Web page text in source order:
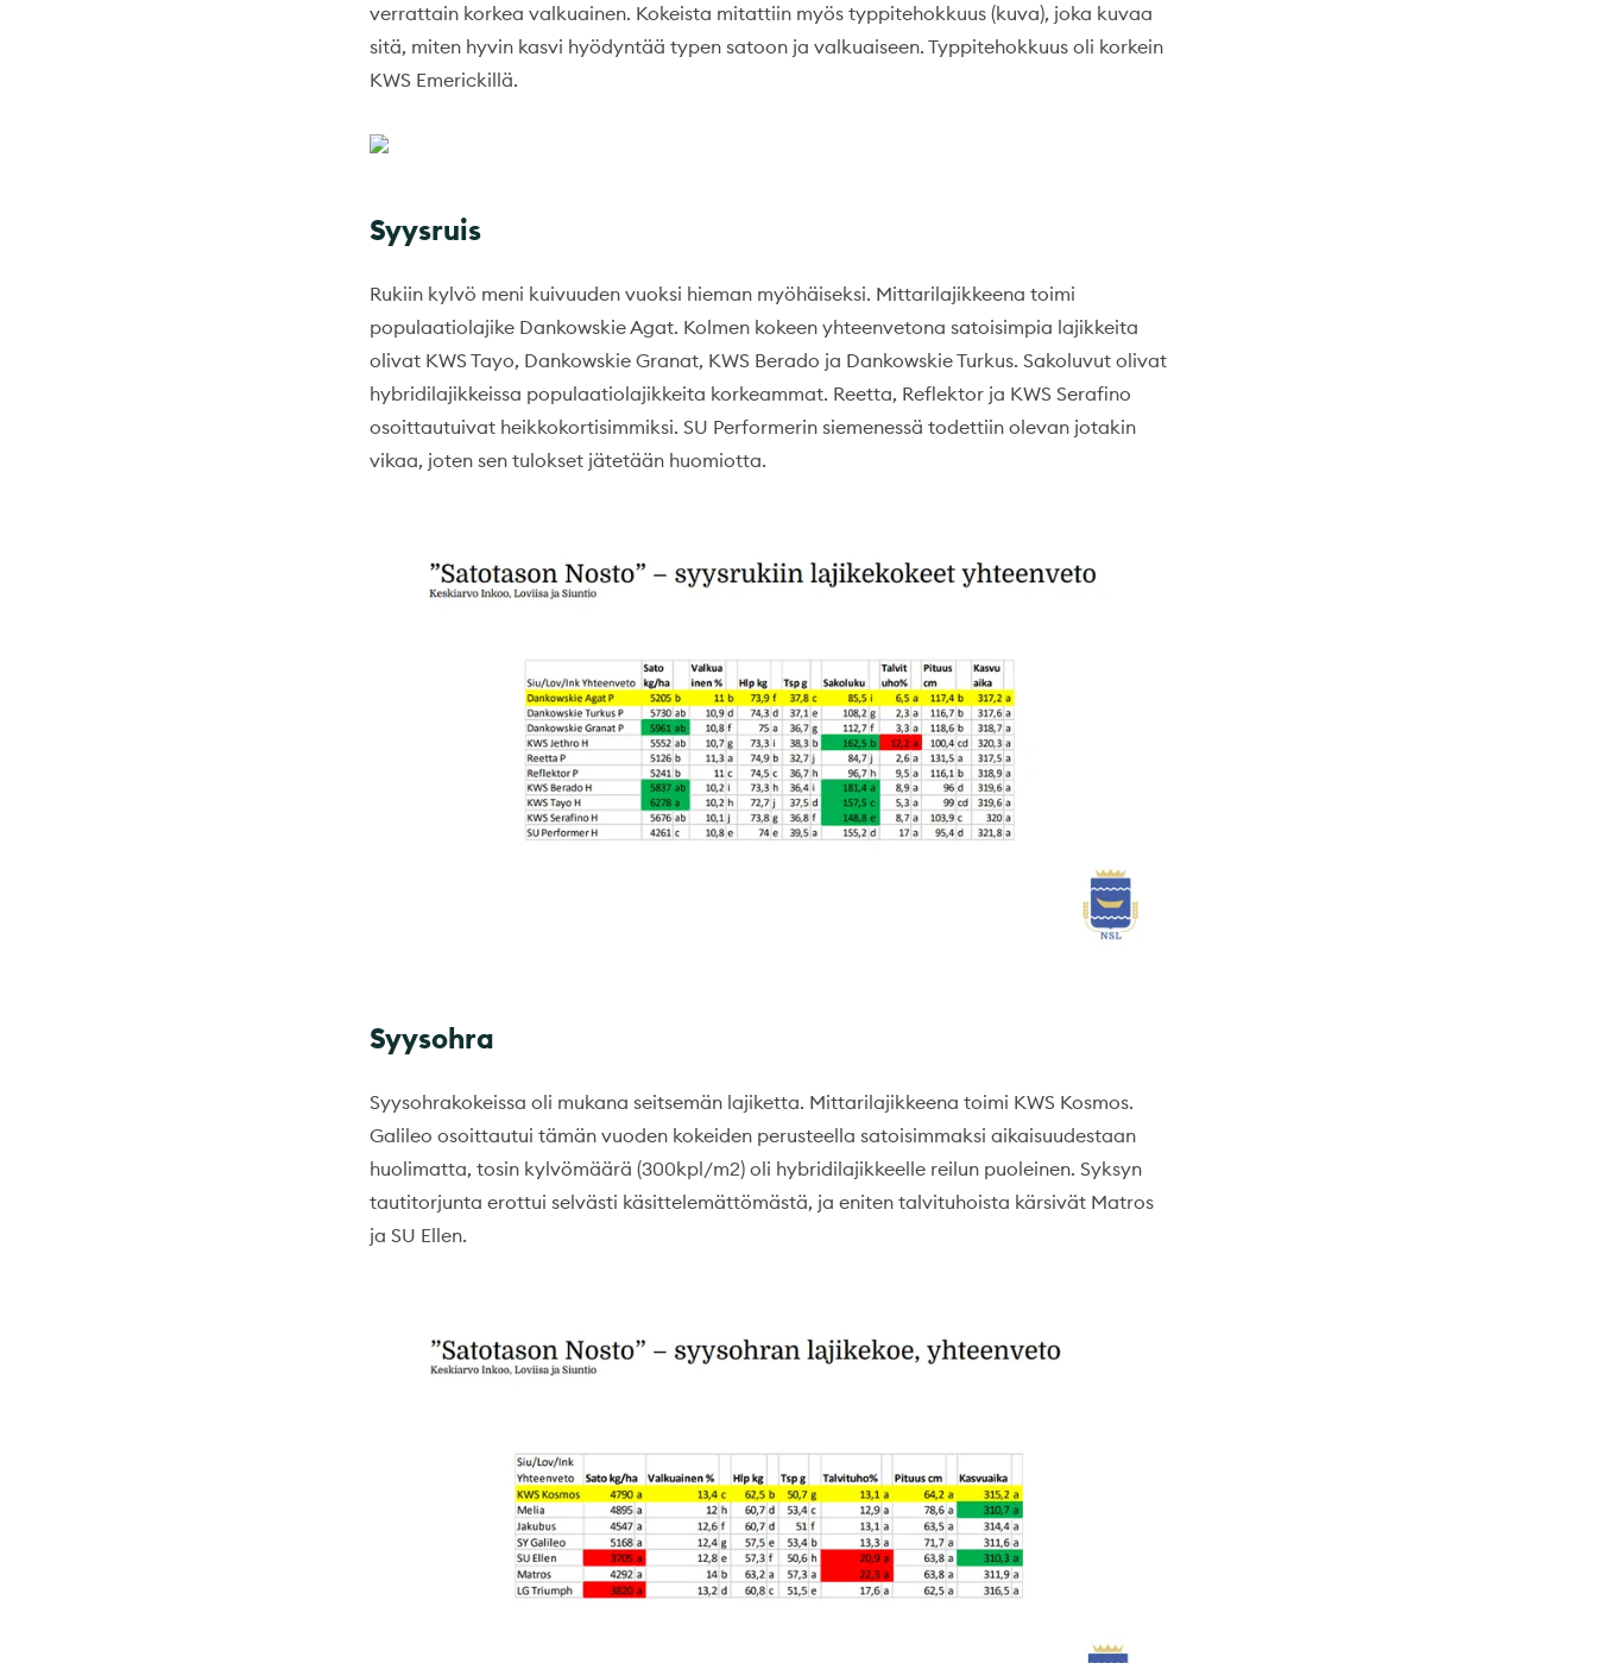
verrattain korkea valkuainen. Kokeista mitattiin myös typpitehokkuus (kuva), joka kuvaa
sitä, miten hyvin kasvi hyödyntää typen satoon ja valkuaiseen. Typpitehokkuus oli korkein
KWS Emerickillä.
Syysruis
Rukiin kylvö meni kuivuuden vuoksi hieman myöhäiseksi. Mittarilajikkeena toimi
populaatiolajike Dankowskie Agat. Kolmen kokeen yhteenvetona satoisimpia lajikkeita
olivat KWS Tayo, Dankowskie Granat, KWS Berado ja Dankowskie Turkus. Sakoluvut olivat
hybridilajikkeissa populaatiolajikkeita korkeammat. Reetta, Reflektor ja KWS Serafino
osoittautuivat heikkokortisimmiksi. SU Performerin siemenessä todettiin olevan jotakin
vikaa, joten sen tulokset jätetään huomiotta.
Syysohra
Syysohrakokeissa oli mukana seitsemän lajiketta. Mittarilajikkeena toimi KWS Kosmos.
Galileo osoittautui tämän vuoden kokeiden perusteella satoisimmaksi aikaisuudestaan
huolimatta, tosin kylvömäärä (300kpl/m2) oli hybridilajikkeelle reilun puoleinen. Syksyn
tautitorjunta erottui selvästi käsittelemättömästä, ja eniten talvituhoista kärsivät Matros
ja SU Ellen.